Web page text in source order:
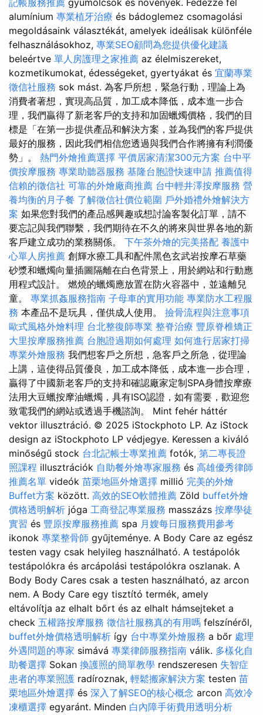
記帳服務推薦 gyümölcsök és növények. Fedezze fel
alumínium 專業植牙治療 és bádoglemez csomagolási
megoldásaink választékát, amelyek ideálisak különféle
felhasználásokhoz, 專業SEO顧問為您提供優化建議
beleértve 單人房護理之家推薦 az élelmiszereket,
kozmetikumokat, édességeket, gyertyákat és 宜蘭專業
徵信社服務 sok mást. 為客戶所想，緊急行動，理論上為
消費者著想，實現高品質，加工成本降低，成本進一步合
理，我們贏得了新老客戶的支持和加固蠟燭價格，我們的目
標是「在第一步提供產品和解決方案，並為我們的客戶提供
最好的服務，因此我們相信您透過與我們合作將擁有利潤優
勢」。 熱門外燴推薦選擇 平價居家清潔300元方案 台中平
價按摩服務 專業助聽器服務 基隆台胞證快速申請 推薦值得
信賴的徵信社 可靠的外燴廠商推薦 台中輕井澤按摩服務 營
養均衡的月子餐 了解徵信社價位範圍 戶外婚禮外燴解決方
案 如果您對我們的產品感興趣或想討論客製化訂單，請不
要忘記與我們聯繫，我們期待在不久的將來與世界各地的新
客戶建立成功的業務關係。 下午茶外燴的完美搭配 養護中
心單人房推薦 創輝水療工具和配件黑色玄武岩按摩石草藥
砂漿和蠟燭向量插圖隔離在白色背景上，用於網站和行動應
用程式設計。 燃燒的蠟燭應放置在防火容器中，並遠離兒
童。 專業抓姦服務指南 子母車的實用功能 專業防水工程服
務 本產品不是玩具，僅供成人使用。 撿骨流程與注意事項
歐式風格外燴料理 台北整復師專業 整脊治療 豐原脊椎矯正
大里按摩服務推薦 台胞證過期如何處理 如何進行居家打掃
專業外燴服務 我們想客戶之所想，急客戶之所急，從理論
上講，這使得品質優良，加工成本降低，成本進一步合理，
贏得了中國新老客戶的支持和確認廠家定制SPA身體按摩療
法用大豆蠟按摩油蠟燭，具有ISO認證，如有需要，歡迎您
致電我們的網站或透過手機諮詢。 Mint fehér háttér
vektor illusztráció. © 2025 iStockphoto LP. Az iStock
design az iStockphoto LP védjegye. Keressen a kiváló
minőségű stock 台北記帳士專業推薦 fotók, 第二專長證
照課程 illusztrációk 自助餐外燴專家服務 és 高雄優秀律師
推薦名單 videók 苗栗地區外燴選擇 millió 完美的外燴
Buffet方案 között. 高效的SEO軟體推薦 Zöld buffet外燴
價格透明解析 jóga 工商登記專業服務 masszázs 按摩學徒
實習 és 豐原按摩服務推薦 spa 月嫂每日服務費用參考
ikonok 專業整骨師 gyűjteménye. A Body Care az egész
testen vagy csak helyileg használható. A testápolók
testápolókra és arcápolási testápolókra oszlanak. A
Body Body Cares csak a testen használható, az arcon
nem. A Body Care egy tisztító termék, amely
eltávolítja az elhalt bőrt és az elhalt hámsejteket a
check 五權路按摩服務 徵信社服務真的有用嗎 felszínéről,
buffet外燴價格透明解析 így 台中專業外燴服務 a bőr 處理
外遇問題的專家 simává 專業律師服務指南 válik. 多樣化自
助餐選擇 Sokan 換護照的簡單教學 rendszeresen 失智症
患者的專業照護 radíroznak, 輕鬆搬家解決方案 testen 苗
栗地區外燴選擇 és 深入了解SEO的核心概念 arcon 高效冷
凍櫃選擇 egyaránt. Minden 白內障手術費用透明分析